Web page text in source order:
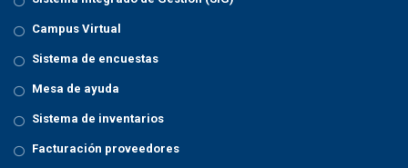
Campus Virtual
Sistema de encuestas
Mesa de ayuda
Sistema de inventarios
Facturación proveedores